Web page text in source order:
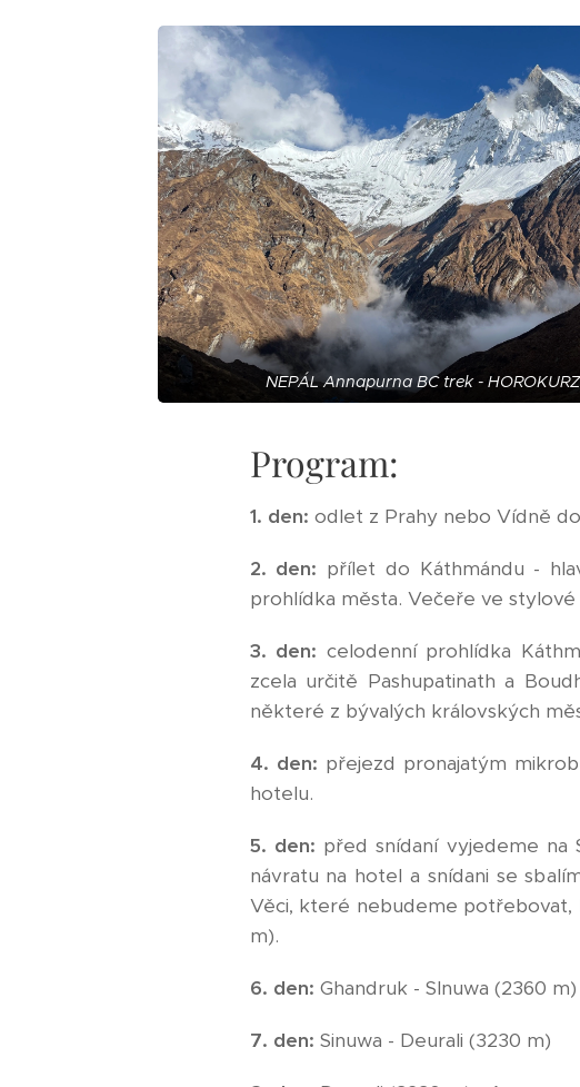
NEPÁL Annapurna BC trek -
Program:
1. den: odlet z Prahy nebo Vídně
2. den: přílet do Káthmándu -
prohlídka města. Večeře ve
3. den: celodenní prohlídka
zcela určitě Pashupatinath a
některé z bývalých královských
4. den: přejezd pronajatým
hotelu.
5. den: před snídaní vyjedeme na
návratu na hotel a snídani se
Věci, které nebudeme potřebovat,
m).
6. den: Ghandruk - SInuwa (2360 m)
7. den: Sinuwa - Deurali (3230 m)